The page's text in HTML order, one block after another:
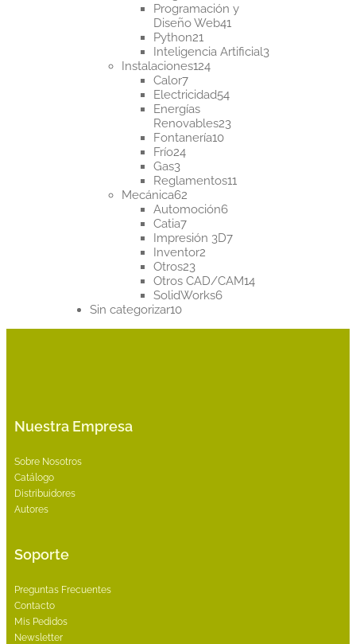
Programación y
Diseño Web4141
Python2121
productos
Inteligencia Artificial33
Instalaciones124124
Calor77
productos
Electricidad5454
Energías
Renovables2323
Fontanería1010
Frío2424
Gas33
productos
Reglamentos1111
Mecánica6262
productos
Automoción66
Catia77
productos
Impresión 3D77
Inventor22
Otros2323
productos
Otros CAD/CAM1414
SolidWorks66
Sin categorizar1010
Nuestra Empresa
Sobre Nosotros
Catálogo
Distribuidores
Autores
Soporte
Preguntas Frecuentes
Contacto
Mis Pedidos
Newsletter